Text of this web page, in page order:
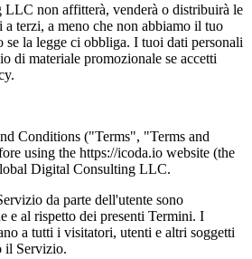
non affitterà, venderà o distribuirà le
terzi, a meno che non abbiamo il tuo
se la legge ci obbliga. I tuoi dati personali
di materiale promozionale se accetti
Conditions ("Terms", "Terms and
using the https://icoda.io website (the
Digital Consulting LLC.
da parte dell'utente sono
e al rispetto dei presenti Termini. I
a tutti i visitatori, utenti e altri soggetti
il Servizio.